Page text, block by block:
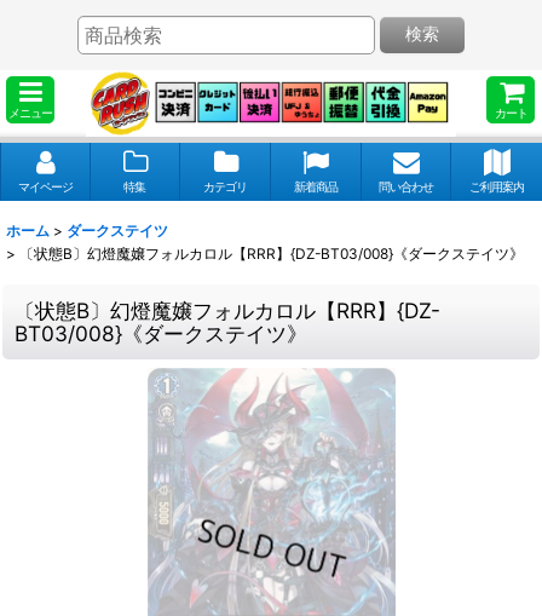
メニュー カート
検索
マイページ 特集 カテゴリ 新着商品 問い合わせ ご利用案内
ホーム > ダークステイツ
>
〔状態B〕幻燈魔嬢フォルカロル【RRR】{DZ-BT03/008}《ダークステイツ》
〔状態B〕幻燈魔嬢フォルカロル【RRR】{DZ-
BT03/008}《ダークステイツ》